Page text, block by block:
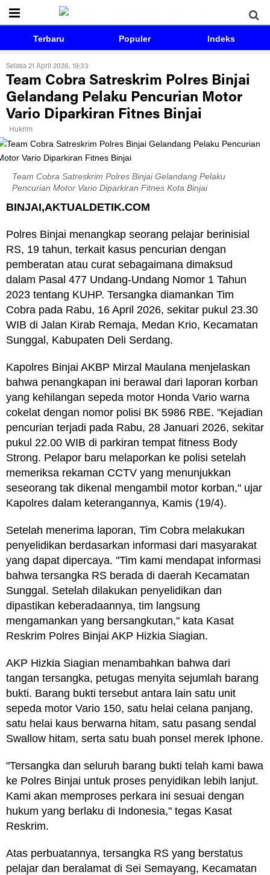
Terbaru Populer Indeks
Selasa 21 April 2026, 19:33
Team Cobra Satreskrim Polres Binjai
Gelandang Pelaku Pencurian Motor
Vario Diparkiran Fitnes Binjai
Hukrim
Team Cobra Satreskrim Polres Binjai Gelandang Pelaku
Pencurian Motor Vario Diparkiran Fitnes Kota Binjai
BINJAI,AKTUALDETIK.COM
Polres Binjai menangkap seorang pelajar berinisial
RS, 19 tahun, terkait kasus pencurian dengan
pemberatan atau curat sebagaimana dimaksud
dalam Pasal 477 Undang-Undang Nomor 1 Tahun
2023 tentang KUHP. Tersangka diamankan Tim
Cobra pada Rabu, 16 April 2026, sekitar pukul 23.30
WIB di Jalan Kirab Remaja, Medan Krio, Kecamatan
Sunggal, Kabupaten Deli Serdang.
Kapolres Binjai AKBP Mirzal Maulana menjelaskan
bahwa penangkapan ini berawal dari laporan korban
yang kehilangan sepeda motor Honda Vario warna
cokelat dengan nomor polisi BK 5986 RBE. "Kejadian
pencurian terjadi pada Rabu, 28 Januari 2026, sekitar
pukul 22.00 WIB di parkiran tempat fitness Body
Strong. Pelapor baru melaporkan ke polisi setelah
memeriksa rekaman CCTV yang menunjukkan
seseorang tak dikenal mengambil motor korban," ujar
Kapolres dalam keterangannya, Kamis (19/4).
Setelah menerima laporan, Tim Cobra melakukan
penyelidikan berdasarkan informasi dari masyarakat
yang dapat dipercaya. "Tim kami mendapat informasi
bahwa tersangka RS berada di daerah Kecamatan
Sunggal. Setelah dilakukan penyelidikan dan
dipastikan keberadaannya, tim langsung
mengamankan yang bersangkutan," kata Kasat
Reskrim Polres Binjai AKP Hizkia Siagian.
AKP Hizkia Siagian menambahkan bahwa dari
tangan tersangka, petugas menyita sejumlah barang
bukti. Barang bukti tersebut antara lain satu unit
sepeda motor Vario 150, satu helai celana panjang,
satu helai kaus berwarna hitam, satu pasang sendal
Swallow hitam, serta satu buah ponsel merek Iphone.
"Tersangka dan seluruh barang bukti telah kami bawa
ke Polres Binjai untuk proses penyidikan lebih lanjut.
Kami akan memproses perkara ini sesuai dengan
hukum yang berlaku di Indonesia," tegas Kasat
Reskrim.
Atas perbuatannya, tersangka RS yang berstatus
pelajar dan beralamat di Sei Semayang, Kecamatan